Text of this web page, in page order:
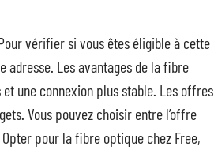
vérifier si vous êtes éligible à cette
adresse. Les avantages de la fibre
une connexion plus stable. Les offres
Vous pouvez choisir entre l’offre
pour la fibre optique chez Free,